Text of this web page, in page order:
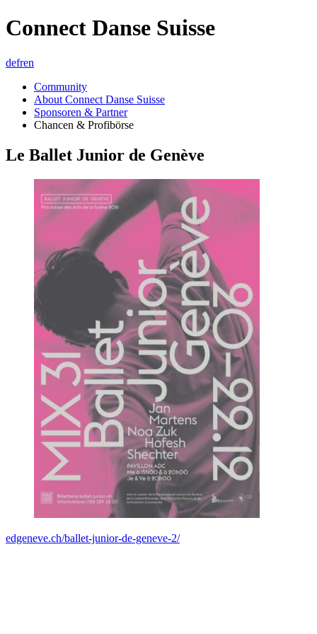
Connect Danse Suisse
defren
Community
About Connect Danse Suisse
Sponsoren & Partner
Chancen & Profibörse
Le Ballet Junior de Genève
edgeneve.ch/ballet-junior-de-geneve-2/